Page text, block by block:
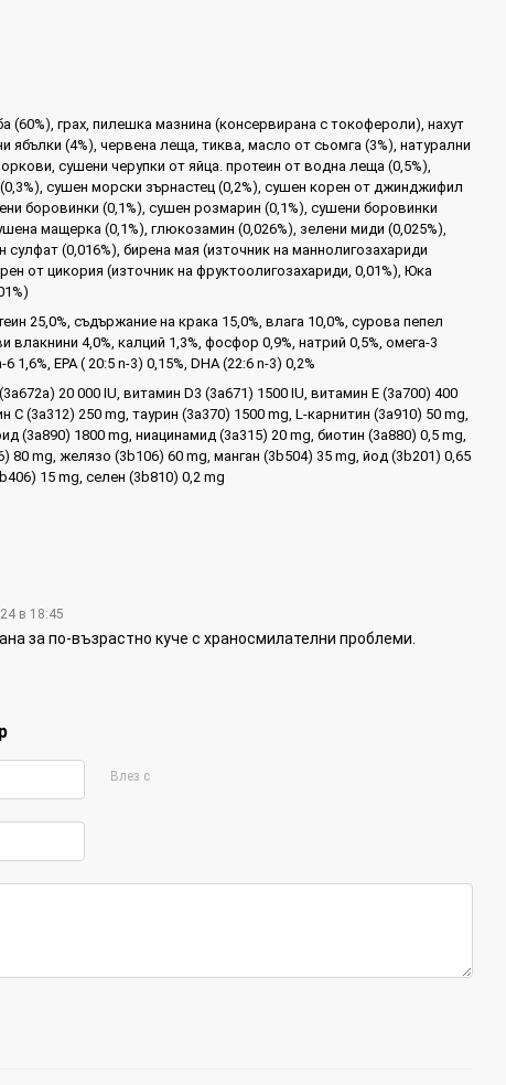
(60%), грах, пилешка мазнина (консервирана с токофероли), нахут
ябълки (4%), червена леща, тиква, масло от сьомга (3%), натурални
сушени черупки от яйца. протеин от водна леща (0,5%),
сушен морски зърнастец (0,2%), сушен корен от джинджифил
боровинки (0,1%), сушен розмарин (0,1%), сушени боровинки
мащерка (0,1%), глюкозамин (0,026%), зелени миди (0,025%),
сулфат (0,016%), бирена мая (източник на маннолигозахариди
от цикория (източник на фруктоолигозахариди, 0,01%), Юка
25,0%, съдържание на крака 15,0%, влага 10,0%, сурова пепел
влакнини 4,0%, калций 1,3%, фосфор 0,9%, натрий 0,5%, омега-3
6 1,6%, EPA ( 20:5 n-3) 0,15%, DHA (22:6 n-3) 0,2%
20 000 IU, витамин D3 (3a671) 1500 IU, витамин E (3a700) 400
C (3a312) 250 mg, таурин (3a370) 1500 mg, L-карнитин (3a910) 50 mg,
(3a890) 1800 mg, ниацинамид (3a315) 20 mg, биотин (3a880) 0,5 mg,
80 mg, желязо (3b106) 60 mg, манган (3b504) 35 mg, йод (3b201) 0,65
15 mg, селен (3b810) 0,2 mg
в 18:45
за по-възрастно куче с храносмилателни проблеми.
Влез с